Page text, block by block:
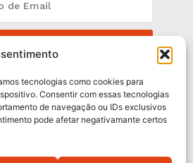
tecnologias como cookies para
Consentir com essas tecnologias
de navegação ou IDs exclusivos
pode afetar negativamante certos
aPolítica de Privacidade .